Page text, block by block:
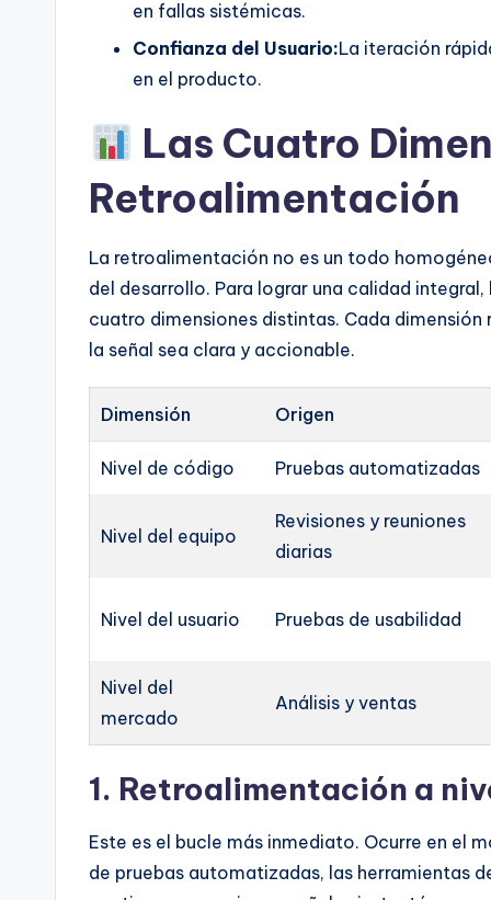
en fallas sistémicas.
Confianza del Usuario:La iteración
en el producto.
Las Cuatro
Retroalimentación
La retroalimentación no es un todo
del desarrollo. Para lograr una calidad
cuatro dimensiones distintas. Cada
la señal sea clara y accionable.
Dimensión Origen
Nivel de código Pruebas automatizadas
Nivel del equipo
Revisiones y reuniones
diarias
Nivel del usuario Pruebas de usabilidad
Nivel del
mercado
Análisis y ventas
1. Retroalimentación a
Este es el bucle más inmediato. Ocurre en el
de pruebas automatizadas, las herramientas